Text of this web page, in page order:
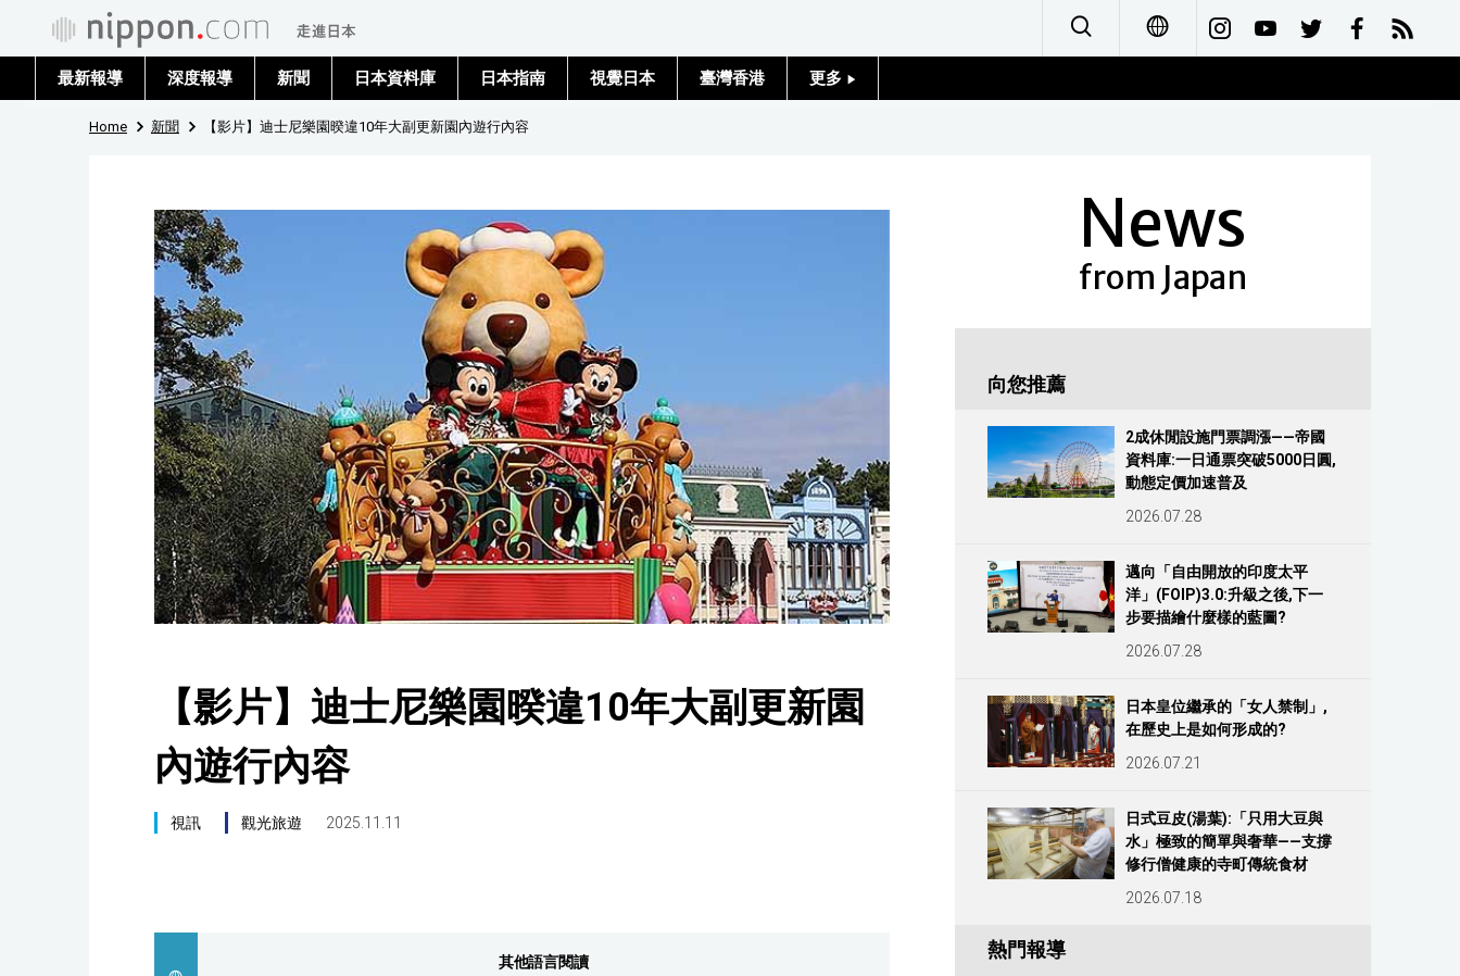
Français
最新報導 深度報導 新聞 日本資料庫 日本指南 視覺日本 臺灣香港 更多
科學技術
生活
運動
東京
Home 新聞 【影片】迪士尼樂園暌違10年大副更新園內遊行內容
【影片】迪士尼樂園暌違10年大副更新園
內遊行內容
視訊 觀光旅遊 2025.11.11
其他語言閱讀
News
from Japan
向您推薦
2成休閒設施門票調漲——帝國
資料庫:一日通票突破5000日圓,
動態定價加速普及
2026.07.28
邁向「自由開放的印度太平
洋」(FOIP)3.0:升級之後,下一
步要描繪什麼樣的藍圖?
2026.07.28
日本皇位繼承的「女人禁制」,
在歷史上是如何形成的?
2026.07.21
日式豆皮(湯葉):「只用大豆與
水」極致的簡單與奢華——支撐
修行僧健康的寺町傳統食材
2026.07.18
熱門報導